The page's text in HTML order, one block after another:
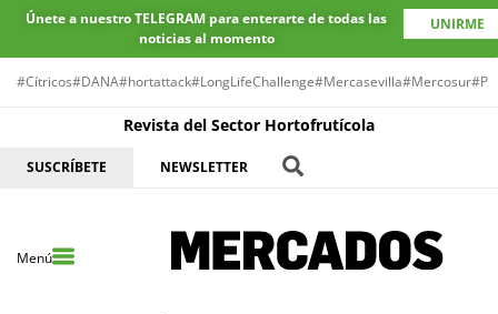
Únete a nuestro TELEGRAM para enterarte de todas las
noticias al momento
UNIRME
#Cítricos#DANA#hortattack#LongLifeChallenge#Mercasevilla#Mercosur
Revista del Sector Hortofrutícola
SUSCRÍBETE NEWSLETTER
Menú